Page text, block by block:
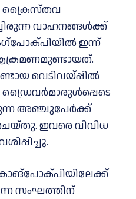
ക്രൈസ്‌തവ
വാഹനങ്ങള്‍ക്ക്‌
ഇന്ന്
വെടിവയ്‌പ്പില്‍
ഡ്രൈവർമാരുള്‍പ്പെടെ
അഞ്ചുപേർക്ക്
ഇവരെ വിവിധ
സംഘത്തിന്